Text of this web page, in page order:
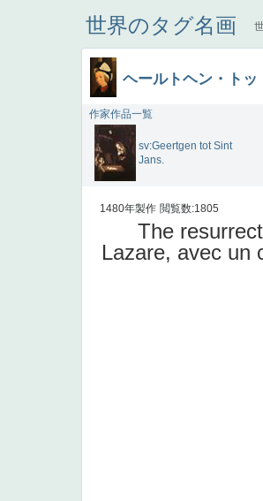
世界のタグ名画
ヘールトヘン・ト
作家作品一覧
sv:Geertgen tot Sint
Jans.
1480年製作 閲覧数:1805
The
Lazare, avec un